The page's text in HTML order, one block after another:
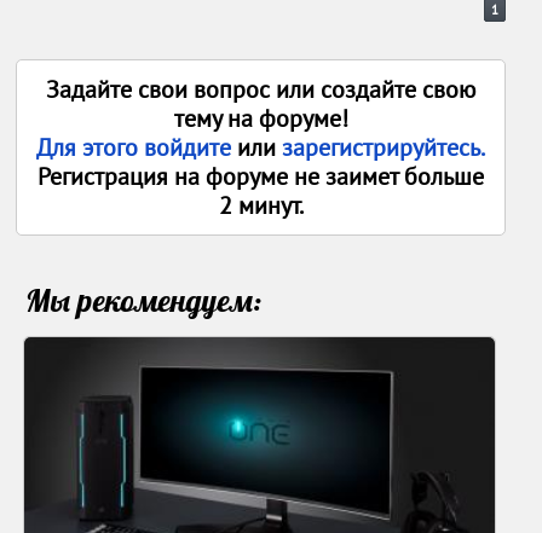
1
Задайте свои вопрос или создайте свою
тему на форуме!
Для этого войдите илизарегистрируйтесь.
Регистрация на форуме не заимет больше
2 минут.
Мы рекомендуем: